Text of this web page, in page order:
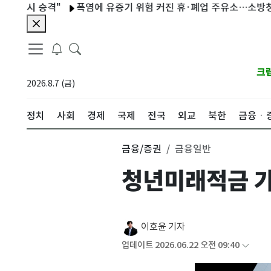
폭염에 유증기 위험 커진 휴·폐업 주유소…소방청, 697곳
2026.8.7 (금)
크
정치 사회 경제 국제 전국 외교 북한 금융ㆍ
금융/증권 금융일반
청년미래적금
이호윤 기자
업데이트 2026.06.22 오전 09:40